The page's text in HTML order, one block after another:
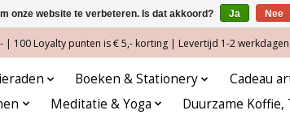
100 Loyalty punten is € 5,- korting | Levertijd 1-2 werkdagen
Boeken & Stationery Cadeau
Meditatie & Yoga Duurzame Koffie,
onze website te verbeteren. Is dat akkoord? Ja Nee